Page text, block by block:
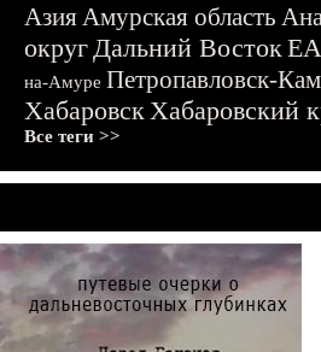
АзияАмурская область
округДальний Восток
на-Амуре Петропавловск-
ХабаровскХабаровский
Все теги >>